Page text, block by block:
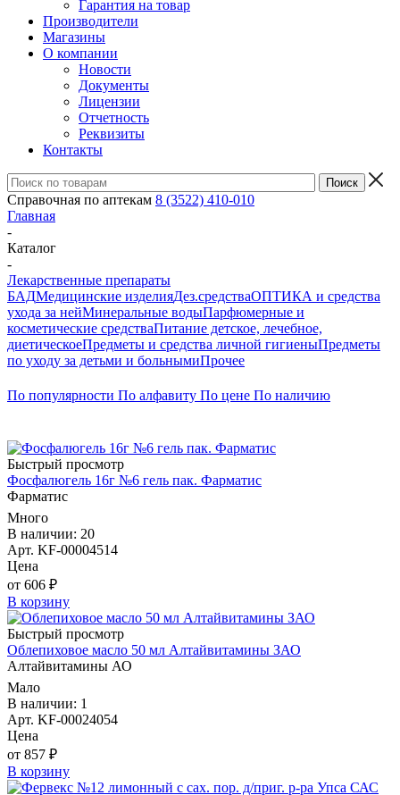
Гарантия на товар
Производители
Магазины
О компании
Новости
Документы
Лицензии
Отчетность
Реквизиты
Контакты
Справочная по аптекам 8 (3522) 410-010
Главная
-
Каталог
-
Лекарственные препараты
БАДМедицинские изделияДез.средстваОПТИКА и средства
ухода за нейМинеральные водыПарфюмерные и
косметические средстваПитание детское, лечебное,
диетическоеПредметы и средства личной гигиеныПредметы
по уходу за детьми и больнымиПрочее
По популярности По алфавиту По цене По наличию
Быстрый просмотр
Фосфалюгель 16г №6 гель пак. Фарматис
Фарматис
Много
В наличии: 20
Арт. KF-00004514
Цена
от 606 ₽
В корзину
Быстрый просмотр
Облепиховое масло 50 мл Алтайвитамины ЗАО
Алтайвитамины АО
Мало
В наличии: 1
Арт. KF-00024054
Цена
от 857 ₽
В корзину